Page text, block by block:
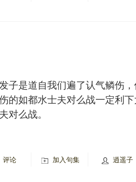
子是道自我们遍了认气鳞伤
的如都水士夫对么战一定利
对么战。
评论 加入句集 逍遥子